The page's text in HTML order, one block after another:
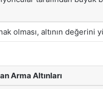
olması, altının değerini
Arma Altınları